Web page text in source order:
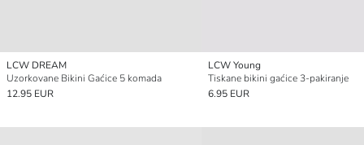
LCW DREAM
Uzorkovane Bikini Gaćice 5 komada
12.95 EUR
LCW Young
Tiskane bikini gaćice 3-pakiranje
6.95 EUR